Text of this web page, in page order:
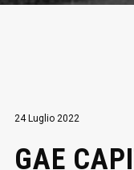
24 Luglio 2022
GAE